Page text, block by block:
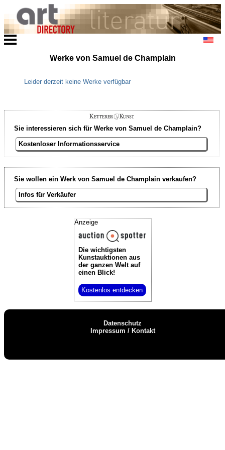
Werke von Samuel de Champlain
Leider derzeit keine Werke verfügbar
Sie interessieren sich für Werke von Samuel de Champlain?
Kostenloser Informationsservice
Sie wollen ein Werk von Samuel de Champlain verkaufen?
Infos für Verkäufer
Anzeige
Die wichtigsten
Kunstauktionenaus
der ganzen Welt auf
einen Blick!
Kostenlos entdecken
Datenschutz
Impressum / Kontakt